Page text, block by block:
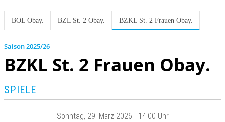
BOL Obay. BZL St. 2 Obay. BZKL St. 2 Frauen Obay.
2025/26
BZKL St. 2 Frauen Obay.
SPIELE
Sonntag, 29. März 2026 - 14:00 Uhr